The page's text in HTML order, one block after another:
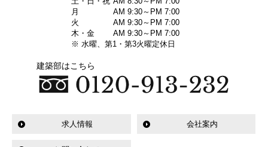
月
AM 9:30～PM 7:00
火
AM 9:30～PM 7:00
木・金
AM 9:30～PM 7:00
※ 水曜、第1・第3火曜定休日
建築部はこちら
求人情報 会社案内